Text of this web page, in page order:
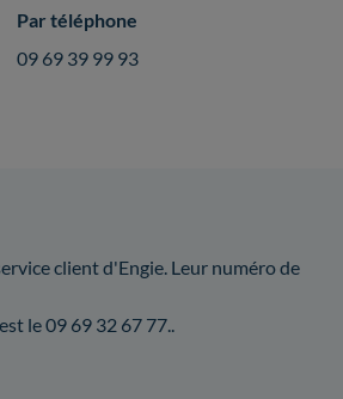
Par téléphone
09 69 39 99 93
client d'Engie. Leur numéro de
le 09 69 32 67 77..